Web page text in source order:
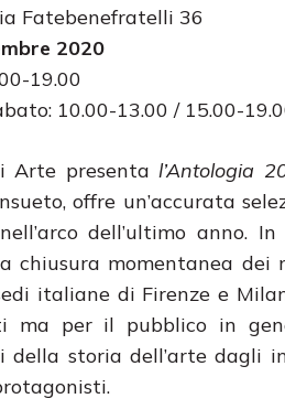
Fatebenefratelli 36
2020
19.00
10.00-13.00 / 15.00-
Arte presental’Antologia
offre un’accurata
dell’ultimo anno.
chiusura momentanea dei
italiane di Firenze e
ma per il pubblico in
della storia dell’arte dagli